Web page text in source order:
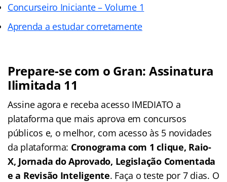
Concurseiro Iniciante – Volume 1
Aprenda a estudar corretamente
Prepare-se com o Gran: Assinatura
Ilimitada 11
Assine agora e receba acesso IMEDIATO a
plataforma que mais aprova em concursos
públicos e, o melhor, com acesso às 5 novidades
da plataforma: Cronograma com 1 clique, Raio-
X, Jornada do Aprovado, Legislação Comentada
e a Revisão Inteligente. Faça o teste por 7 dias. O